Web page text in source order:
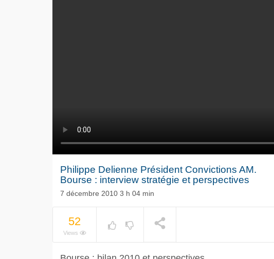
NOW PLAYING
Philippe Delienne Président Convictions AM.
Bourse : interview stratégie et perspectives
7 décembre 2010 3 h 04 min
52
Views